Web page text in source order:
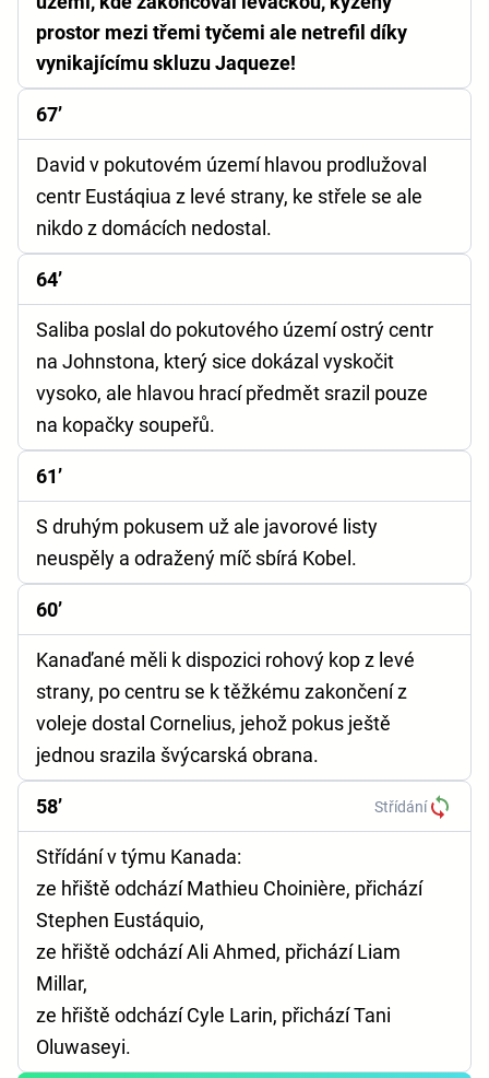
prostor mezi třemi tyčemi ale netrefil díky
vynikajícímu skluzu Jaqueze!
67’
David v pokutovém území hlavou prodlužoval
centr Eustáqiua z levé strany, ke střele se ale
nikdo z domácích nedostal.
64’
Saliba poslal do pokutového území ostrý centr
na Johnstona, který sice dokázal vyskočit
vysoko, ale hlavou hrací předmět srazil pouze
na kopačky soupeřů.
61’
S druhým pokusem už ale javorové listy
neuspěly a odražený míč sbírá Kobel.
60’
Kanaďané měli k dispozici rohový kop z levé
strany, po centru se k těžkému zakončení z
voleje dostal Cornelius, jehož pokus ještě
jednou srazila švýcarská obrana.
58’ Střídání
Střídání v týmu Kanada:
ze hřiště odchází Mathieu Choinière, přichází
Stephen Eustáquio,
ze hřiště odchází Ali Ahmed, přichází Liam
Millar,
ze hřiště odchází Cyle Larin, přichází Tani
Oluwaseyi.